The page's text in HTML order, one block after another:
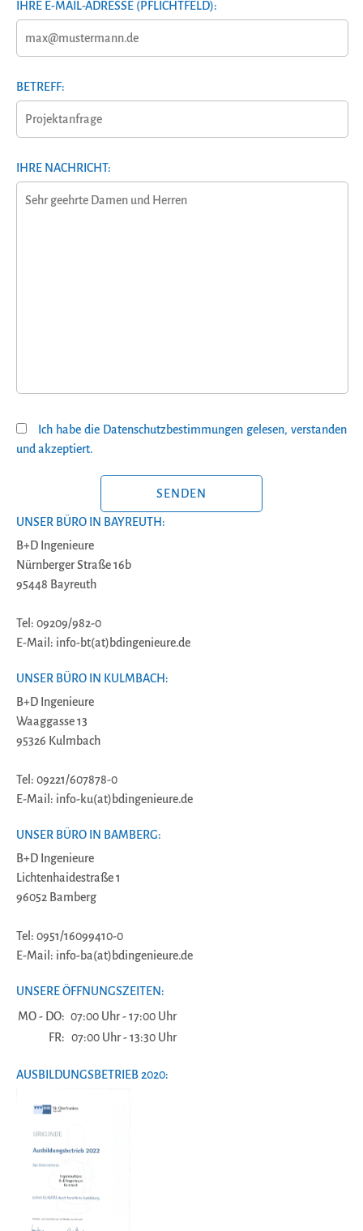
IHRE E-MAIL-ADRESSE (PFLICHTFELD):
BETREFF:
IHRE NACHRICHT:
Ich habe die Datenschutzbestimmungen gelesen, verstanden
und akzeptiert.
UNSER BÜRO IN BAYREUTH:
B+D Ingenieure
Nürnberger Straße 16b
95448 Bayreuth
Tel: 09209/982-0
E-Mail: info-bt(at)bdingenieure.de
UNSER BÜRO IN KULMBACH:
B+D Ingenieure
Waaggasse 13
95326 Kulmbach
Tel: 09221/607878-0
E-Mail: info-ku(at)bdingenieure.de
UNSER BÜRO IN BAMBERG:
B+D Ingenieure
Lichtenhaidestraße 1
96052 Bamberg
Tel: 0951/16099410-0
E-Mail: info-ba(at)bdingenieure.de
UNSERE ÖFFNUNGSZEITEN:
MO - DO: 07:00 Uhr - 17:00 Uhr
FR: 07:00 Uhr - 13:30 Uhr
AUSBILDUNGSBETRIEB 2020: